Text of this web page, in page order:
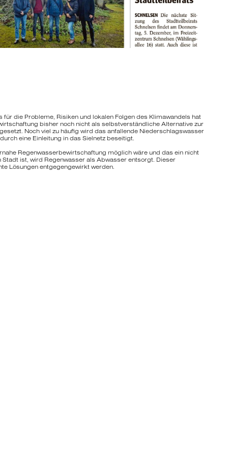
für die Probleme, Risiken und lokalen Folgen des Klimawandels hat
bisher noch nicht als selbstverständliche Alternative zur
Noch viel zu häufig wird das anfallende Niederschlagswasser
eine Einleitung in das Sielnetz beseitigt.
Regenwasserbewirtschaftung möglich wäre und das ein nicht
ist, wird Regenwasser als Abwasser entsorgt. Dieser
Lösungen entgegengewirkt werden.